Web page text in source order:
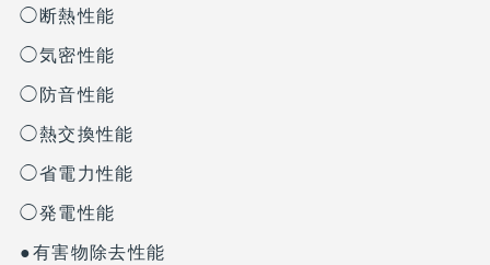
◯断熱性能
◯気密性能
◯防音性能
◯熱交換性能
◯省電力性能
◯発電性能
●有害物除去性能